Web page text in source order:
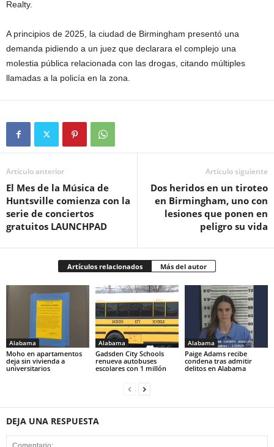
Realty.
A principios de 2025, la ciudad de Birmingham presentó una
demanda pidiendo a un juez que declarara el complejo una
molestia pública relacionada con las drogas, citando múltiples
llamadas a la policía en la zona.
Artículo anterior
El Mes de la Música de
Huntsville comienza con la
serie de conciertos
gratuitos LAUNCHPAD
Artículo siguiente
Dos heridos en un tiroteo
en Birmingham, uno con
lesiones que ponen en
peligro su vida
Artículos relacionados Más del autor
Alabama
Moho en apartamentos
deja sin vivienda a
universitarios
Alabama
Gadsden City Schools
renueva autobuses
escolares con 1 millón
Alabama
Paige Adams recibe
condena tras admitir
delitos en Alabama
DEJA UNA RESPUESTA